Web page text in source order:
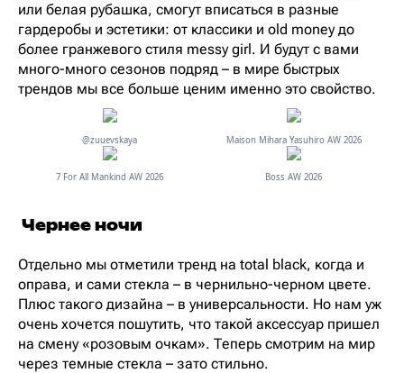
или белая рубашка, смогут вписаться в разные
гардеробы и эстетики: от классики и old money до
более гранжевого стиля messy girl. И будут с вами
много-много сезонов подряд – в мире быстрых
трендов мы все больше ценим именно это свойство.
@zuuevskaya Maison Mihara Yasuhiro AW 2026
7 For All Mankind AW 2026 Boss AW 2026
Чернее ночи
Отдельно мы отметили тренд на total black, когда и
оправа, и сами стекла – в чернильно-черном цвете.
Плюс такого дизайна – в универсальности. Но нам уж
очень хочется пошутить, что такой аксессуар пришел
на смену «розовым очкам». Теперь смотрим на мир
через темные стекла – зато стильно.